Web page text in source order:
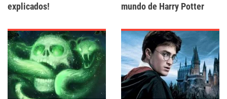
explicados!
mundo de Harry Potter